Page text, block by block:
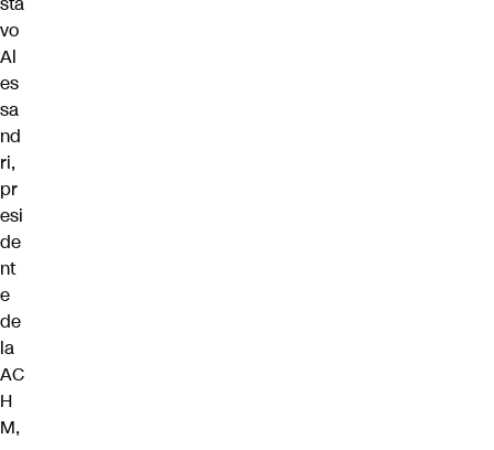
vo
Al
es
sa
nd
ri,
pr
esi
de
nt
e
de
la
AC
H
M,